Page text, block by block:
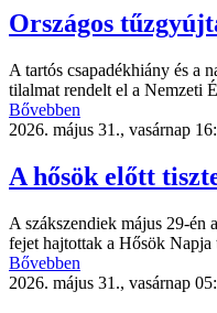
Országos
A tartós csapadékhiány és a
tilalmat rendelt el a Nemzeti
Bővebben
2026. május 31., vasárnap
A hősök előtt
A szákszendiek május 29-én
fejet hajtottak a Hősök Napja
Bővebben
2026. május 31., vasárnap